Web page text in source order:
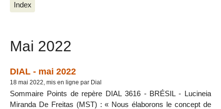
Index
Mai 2022
DIAL - mai 2022
18 mai 2022, mis en ligne par Dial
Sommaire Points de repère DIAL 3616 - BRÉSIL - Lucineia
Miranda De Freitas (MST) : « Nous élaborons le concept de